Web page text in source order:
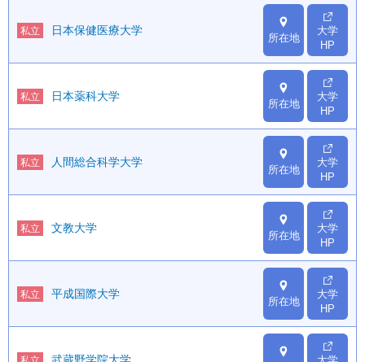
私立 日本保健医療大学
所在地
大学
HP
私立 日本薬科大学
所在地
大学
HP
私立 人間総合科学大学
所在地
大学
HP
私立 文教大学
所在地
大学
HP
私立 平成国際大学
所在地
大学
HP
武蔵野学院大学